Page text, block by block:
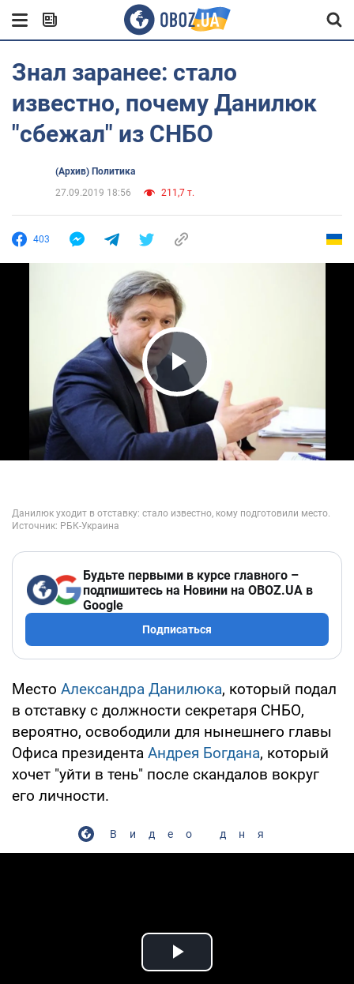
Знал заранее: стало
известно, почему Данилюк
"сбежал" из СНБО
(Архив) Политика
27.09.2019 18:56
211,7 т.
403
Play Video
Будьте первыми в курсе главного –
подпишитесь на Новини на OBOZ.UA в
Google
Подписаться
Место Александра Данилюка, который подал
в отставку с должности секретаря СНБО,
вероятно, освободили для нынешнего главы
Офиса президента Андрея Богдана, который
хочет "уйти в тень" после скандалов вокруг
его личности.
Видео дня
Play Video